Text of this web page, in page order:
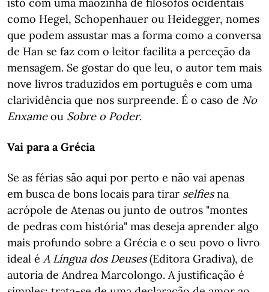
como Hegel, Schopenhauer ou Heidegger, nomes
que podem assustar mas a forma como a conversa
de Han se faz com o leitor facilita a perceção da
mensagem. Se gostar do que leu, o autor tem mais
nove livros traduzidos em português e com uma
clarividência que nos surpreende. É o caso de No
Enxameou Sobre o Poder.
Vai para a Grécia
Se as férias são aqui por perto e não vai apenas
em busca de bons locais para tirar selfiesna
acrópole de Atenas ou junto de outros "montes
de pedras com história" mas deseja aprender algo
mais profundo sobre a Grécia e o seu povo o livro
ideal é A Língua dos Deuses(Editora Gradiva), de
autoria de Andrea Marcolongo. A justificação é